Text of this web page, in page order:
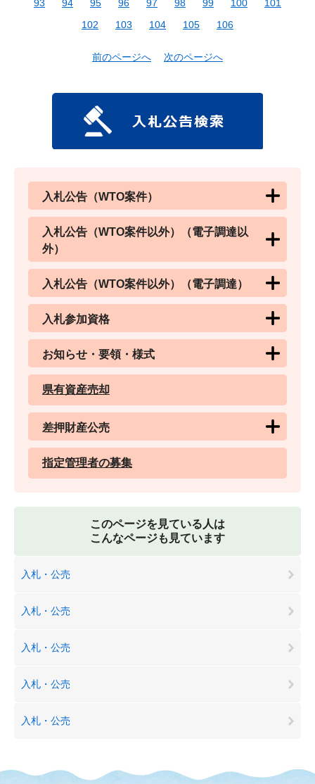
93
94 95 96 97 98 99 100
101
102
103 104 105 106
前のページへ 次のページへ
入札公告（WTO案件）
入札公告（WTO案件以外）（電子調達以
外）
入札公告（WTO案件以外）（電子調達）
入札参加資格
お知らせ・要領・様式
県有資産売却
差押財産公売
指定管理者の募集
このページを見ている人は
こんなページも見ています
入札・公売
入札・公売
入札・公売
入札・公売
入札・公売